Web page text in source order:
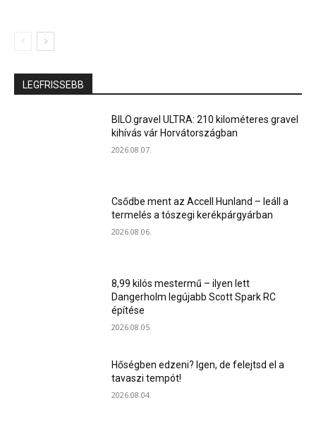
LEGFRISSEBB
BILO.gravel ULTRA: 210 kilométeres gravel
kihívás vár Horvátországban
2026.08.07.
Csődbe ment az Accell Hunland – leáll a
termelés a tószegi kerékpárgyárban
2026.08.06.
8,99 kilós mestermű – ilyen lett
Dangerholm legújabb Scott Spark RC
építése
2026.08.05.
Hőségben edzeni? Igen, de felejtsd el a
tavaszi tempót!
2026.08.04.